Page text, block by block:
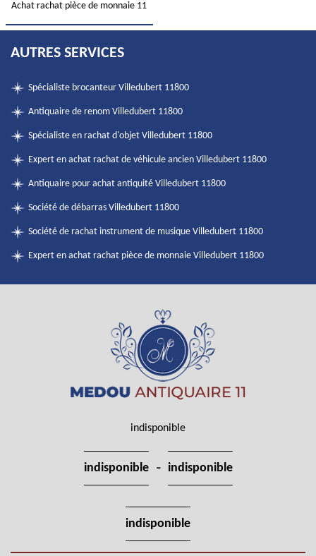
Achat rachat pièce de monnaie 11
AUTRES SERVICES
Spécialiste brocanteur Villedubert 11800
Antiquaire de renom Villedubert 11800
Spécialiste en rachat d'objet Villedubert 11800
Expert en achat rachat de véhicule ancien Villedubert 11800
Antiquaire pour achat antiquité Villedubert 11800
Société de débarras Villedubert 11800
Société de rachat instrument de musique Villedubert 11800
Expert en achat rachat pièce de monnaie Villedubert 11800
indisponible
indisponible - indisponible
indisponible